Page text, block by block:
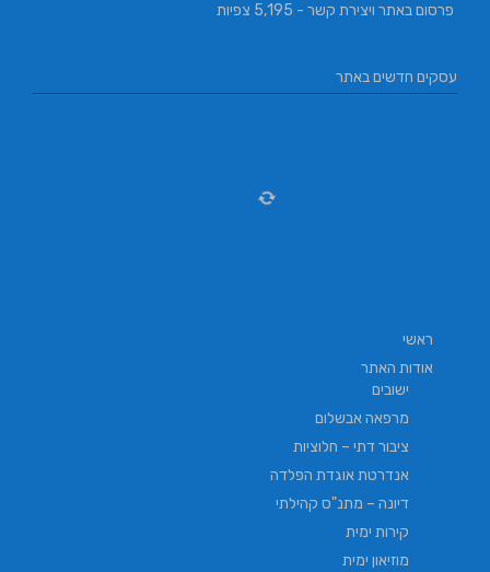
פרסום באתר ויצירת קשר - 5,195 צפיות
עסקים חדשים באתר
ראשי
אודות האתר
ישובים
מרפאה אבשלום
ציבור דתי – חלוציות
אנדרטת אוגדת הפלדה
דיונה – מתנ"ס קהילתי
קירות ימית
מוזיאון ימית